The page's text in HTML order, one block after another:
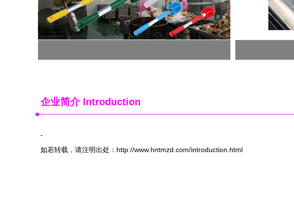
企业简介 Introduction
-
如若转载，请注明出处：http://www.hntmzd.com/introduction.html